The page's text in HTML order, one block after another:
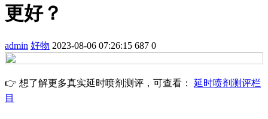
更好？
admin 好物 2023-08-06 07:26:15 687 0
👉 想了解更多真实延时喷剂测评，可查看： 延时喷剂测评栏
目